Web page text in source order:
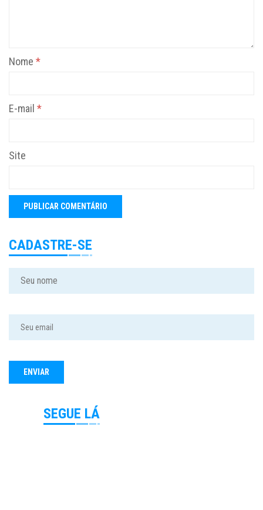
Nome *
E-mail *
Site
CADASTRE-SE
SEGUE LÁ